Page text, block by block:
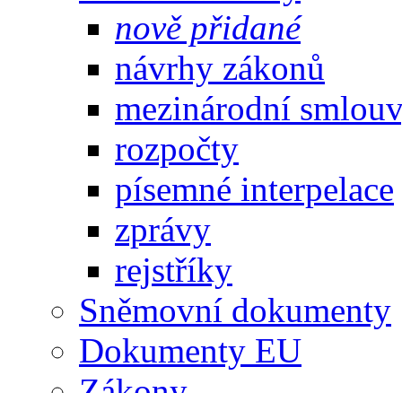
nově přidané
návrhy zákonů
mezinárodní
rozpočty
písemné interpelace
zprávy
rejstříky
Sněmovní dokumenty
Dokumenty EU